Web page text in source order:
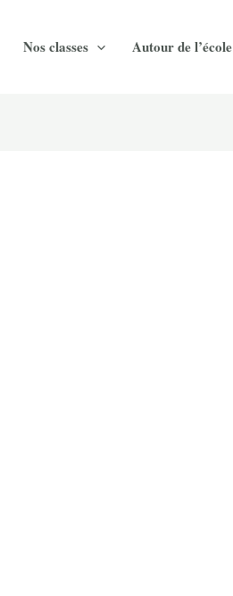
Nos classes Autour de l’école